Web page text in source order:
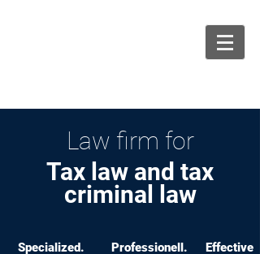
Law firm for
Tax law and tax
criminal law
Specialized. Professionell.
Effective